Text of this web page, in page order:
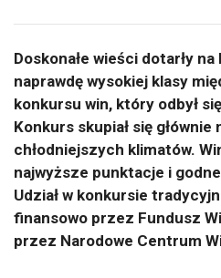
Doskonałe wieści dotarły
naprawdę wysokiej klasy
konkursu win, który odbył
Konkurs skupiał się głównie
chłodniejszych klimatów.
najwyższe punktacje i
Udział w konkursie
finansowo przez Fundusz
przez Narodowe Centrum